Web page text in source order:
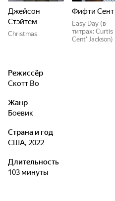
Джейсон
Стэйтем
Christmas
Фифти Сент
Easy Day (в
титрах: Curtis
Cent' Jackson)
Режиссёр
Скотт Во
Жанр
боевик
Страна и год
США, 2022
Длительность
103 минуты